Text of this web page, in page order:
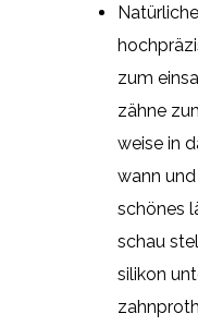
zum
zähne
weise in
wann
schönes
schau
silikon